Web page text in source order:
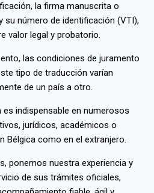
la firma manuscrita o
su número de identificación (VTI),
valor legal y probatorio.
las condiciones de juramento
tipo de traducción varían
de un país a otro.
indispensable en numerosos
jurídicos, académicos o
Bélgica como en el extranjero.
ponemos nuestra experiencia y
de sus trámites oficiales,